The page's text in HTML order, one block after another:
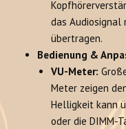
das Audiosignal
übertragen.
Bedienung &
VU-Meter:
Meter zeigen
Helligkeit kann
oder die DIMM-